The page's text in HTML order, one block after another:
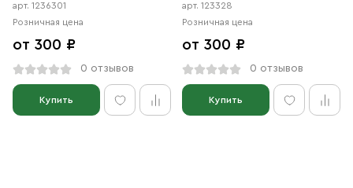
арт. 1236301
Розничная цена
от 300 ₽
0 отзывов
Купить
арт. 123328
Розничная цена
от 300 ₽
0 отзывов
Купить